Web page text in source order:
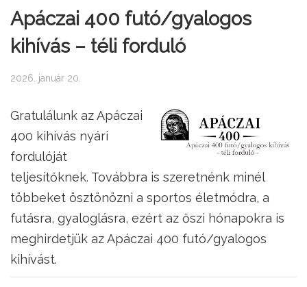
Apáczai 400 futó/gyalogos
kihívás – téli forduló
2026. január 20.
Gratulálunk az Apáczai
400 kihívás nyári
fordulóját
teljesítőknek. Továbbra is szeretnénk minél
többeket ösztönözni a sportos életmódra, a
futásra, gyaloglásra, ezért az őszi hónapokra is
meghirdetjük az Apáczai 400 futó/gyalogos
kihívást.